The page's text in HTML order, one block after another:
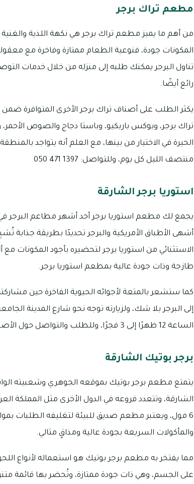
مطعم تراك برجر
من أهم ما يميز مطعم تراك برجر هي نكهة اللذية
المكونات جودة، فنوعية الطعام ممتازة وفاخرة مع
تناول البرجر يمكنك طلبه إلى منزله من خلال خدمات
رائع أيضًا.
يكثر الطلب على أصناف تراك برجر الأخرى المتوافرة ضمن
تراك برجر، وبوكس باربكيو، وباستا دجاج والصوص
منتصف الليل كل يوم، وللتواصل: 1397 471 050
استوريا برجر الشارقة
يجمع لك مطعم استوريا برجر أحد أشهر مطاعم البرجر
أشهى الأطباق الأمريكية والبرجر تحديدًا بطريقة
الاستثنائي من استوريا برجر لتحضيره بأجود المكونات
طازجة وذات جودة عالية بمطعم استوريا برجر.
كما ستشعر بالمتعة لأجوائه الحيوية الفاخرة حين
إلى البرجر بلا شك، ولزيارته توجه نحو شارع المدينة
الساعة 12 ظهرًا إلى 3 فجرًا، وللطلب والتواصل حول الأصناف والخدمات يمكنك الاتصال بالرقم: 8880 538 06
برجر بوتيك الشارقة
يتمتع مطعم برجر بوتيك بموقعه الجوهري وشعبيته
الشارقة، وتتعدد فروعه في الدول الأخرى مثل المملكة
6 مول، ويعتبر مطعم صديق للبيئة لتغليفه الطلبات
والمأكولات السريعة بجودة عالية ومذاقٍ مثالي.
مما يفتخر به مطعم برجر بوتيك هو استعماله لأنواع
على الجسم، وهي ذات جودة ممتازة، وتُحضر بها قائمة